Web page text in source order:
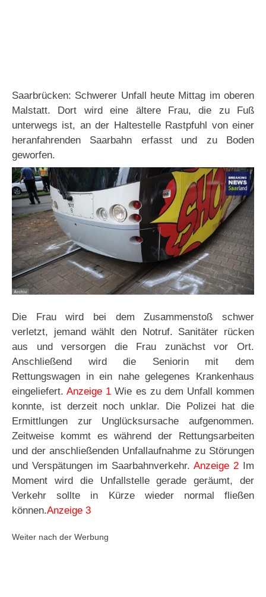
Saarbrücken: Schwerer Unfall heute Mittag im oberen
Malstatt. Dort wird eine ältere Frau, die zu Fuß
unterwegs ist, an der Haltestelle Rastpfuhl von einer
heranfahrenden Saarbahn erfasst und zu Boden
geworfen.
Die Frau wird bei dem Zusammenstoß schwer
verletzt, jemand wählt den Notruf. Sanitäter rücken
aus und versorgen die Frau zunächst vor Ort.
Anschließend wird die Seniorin mit dem
Rettungswagen in ein nahe gelegenes Krankenhaus
eingeliefert.Anzeige 1 Wie es zu dem Unfall kommen
konnte, ist derzeit noch unklar. Die Polizei hat die
Ermittlungen zur Unglücksursache aufgenommen.
Zeitweise kommt es während der Rettungsarbeiten
und der anschließenden Unfallaufnahme zu Störungen
und Verspätungen im Saarbahnverkehr. Anzeige 2 Im
Moment wird die Unfallstelle gerade geräumt, der
Verkehr sollte in Kürze wieder normal fließen
können.Anzeige 3
Weiter nach der Werbung